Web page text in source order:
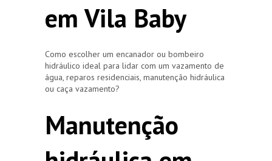
em Vila Baby
Como escolher um encanador ou bombeiro
hidráulico ideal para lidar com um vazamento de
água, reparos residenciais, manutenção hidráulica
ou caça vazamento?
Manutenção